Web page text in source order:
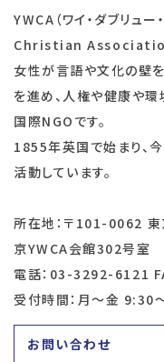
YWCA（ワイ・ダブリュ
Christian Association)
女性が言語や文化の壁
を進め、人権や健康や
国際NGOです。
1855年英国で始まり、
活動しています。
所在地：〒101-0062
京YWCA会館302号室
電話：03-3292-6121
受付時間：月～金 9:30
お問い合わせ